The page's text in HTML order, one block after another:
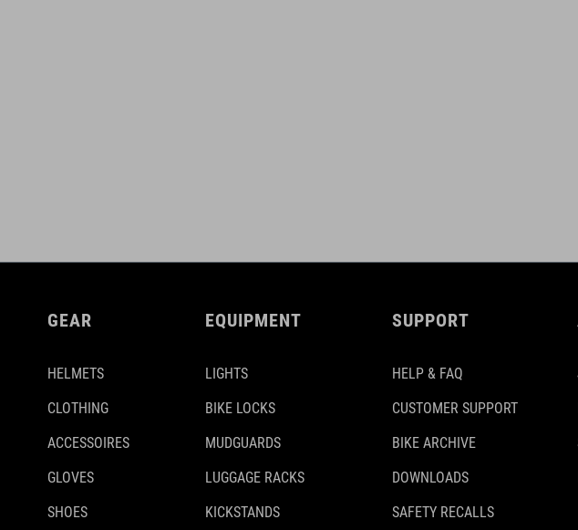
GEAR
HELMETS
CLOTHING
ACCESSOIRES
GLOVES
SHOES
EQUIPMENT
LIGHTS
BIKE LOCKS
MUDGUARDS
LUGGAGE RACKS
KICKSTANDS
SUPPORT
HELP & FAQ
CUSTOMER SUPPORT
BIKE ARCHIVE
DOWNLOADS
SAFETY RECALLS